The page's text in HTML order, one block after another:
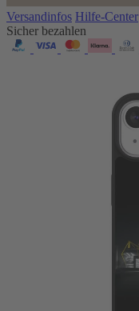
Versandinfos Hilfe-Center
Sicher bezahlen